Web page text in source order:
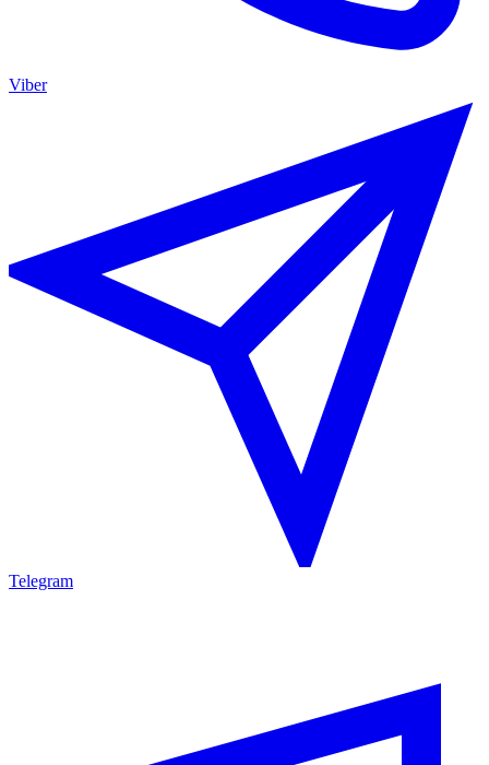
Viber
Telegram